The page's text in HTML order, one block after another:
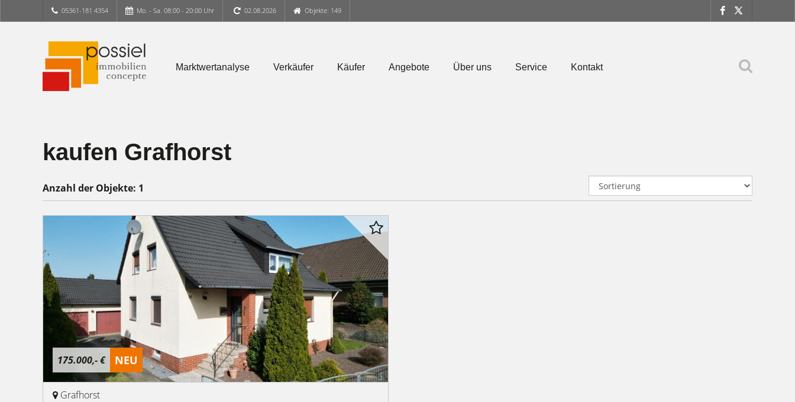
05361-181 4354 Mo. - Sa. 08:00 - 20:00 Uhr 02.08.2026 Objekte: 149
Marktwertanalyse Verkäufer Käufer Angebote Über uns Service Kontakt
kaufen Grafhorst
Anzahl der Objekte: 1
175.000,- € NEU
Grafhorst